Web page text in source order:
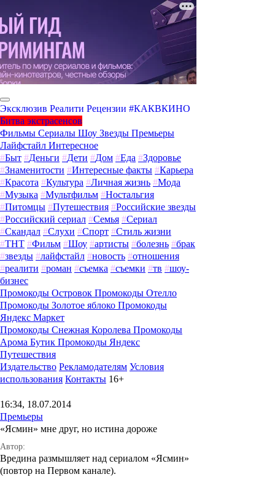
Эксклюзив Реалити Рецензии #КАКВКИНО
Битва экстрасенсов
Фильмы Сериалы Шоу Звезды Премьеры
Лайфстайл Интересное
#Быт #Деньги #Дети #Дом #Еда #Здоровье
#Знаменитости #Интересные факты #Карьера
#Красота #Культура #Личная жизнь #Мода
#Музыка #Мультфильм #Ностальгия
#Питомцы #Путешествия #Российские звезды
#Российский сериал #Семья #Сериал
#Скандал #Слухи #Спорт #Стиль жизни
#ТНТ #Фильм #Шоу #артисты #болезнь #брак
#звезды #лайфстайл #новость #отношения
#реалити #роман #съемка #съемки #тв #шоу-
бизнес
Промокоды Островок Промокоды Отелло
Промокоды Золотое яблоко Промокоды
Яндекс Маркет
Промокоды Снежная Королева Промокоды
Арома Бутик Промокоды Яндекс
Путешествия
Издательство Рекламодателям Условия
использования Контакты 16+
16:34, 18.07.2014
Премьеры
«Ясмин» мне друг, но истина дороже
Автор:
Вредина размышляет над сериалом «Ясмин»
(повтор на Первом канале).